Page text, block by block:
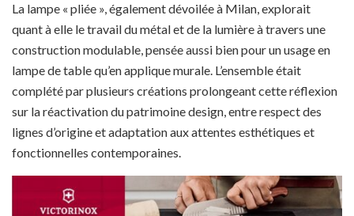
La lampe « pliée », également dévoilée à Milan, explorait
quant à elle le travail du métal et de la lumière à travers une
construction modulable, pensée aussi bien pour un usage en
lampe de table qu’en applique murale. L’ensemble était
complété par plusieurs créations prolongeant cette réflexion
sur la réactivation du patrimoine design, entre respect des
lignes d’origine et adaptation aux attentes esthétiques et
fonctionnelles contemporaines.